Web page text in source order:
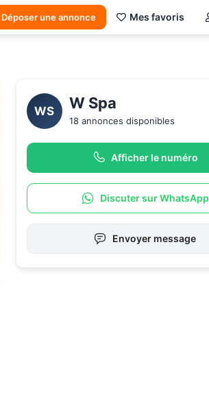
Déposer une annonce Mes favoris
WS W Spa
18 annonces disponibles
Afficher le numéro
Discuter sur WhatsApp
Envoyer message